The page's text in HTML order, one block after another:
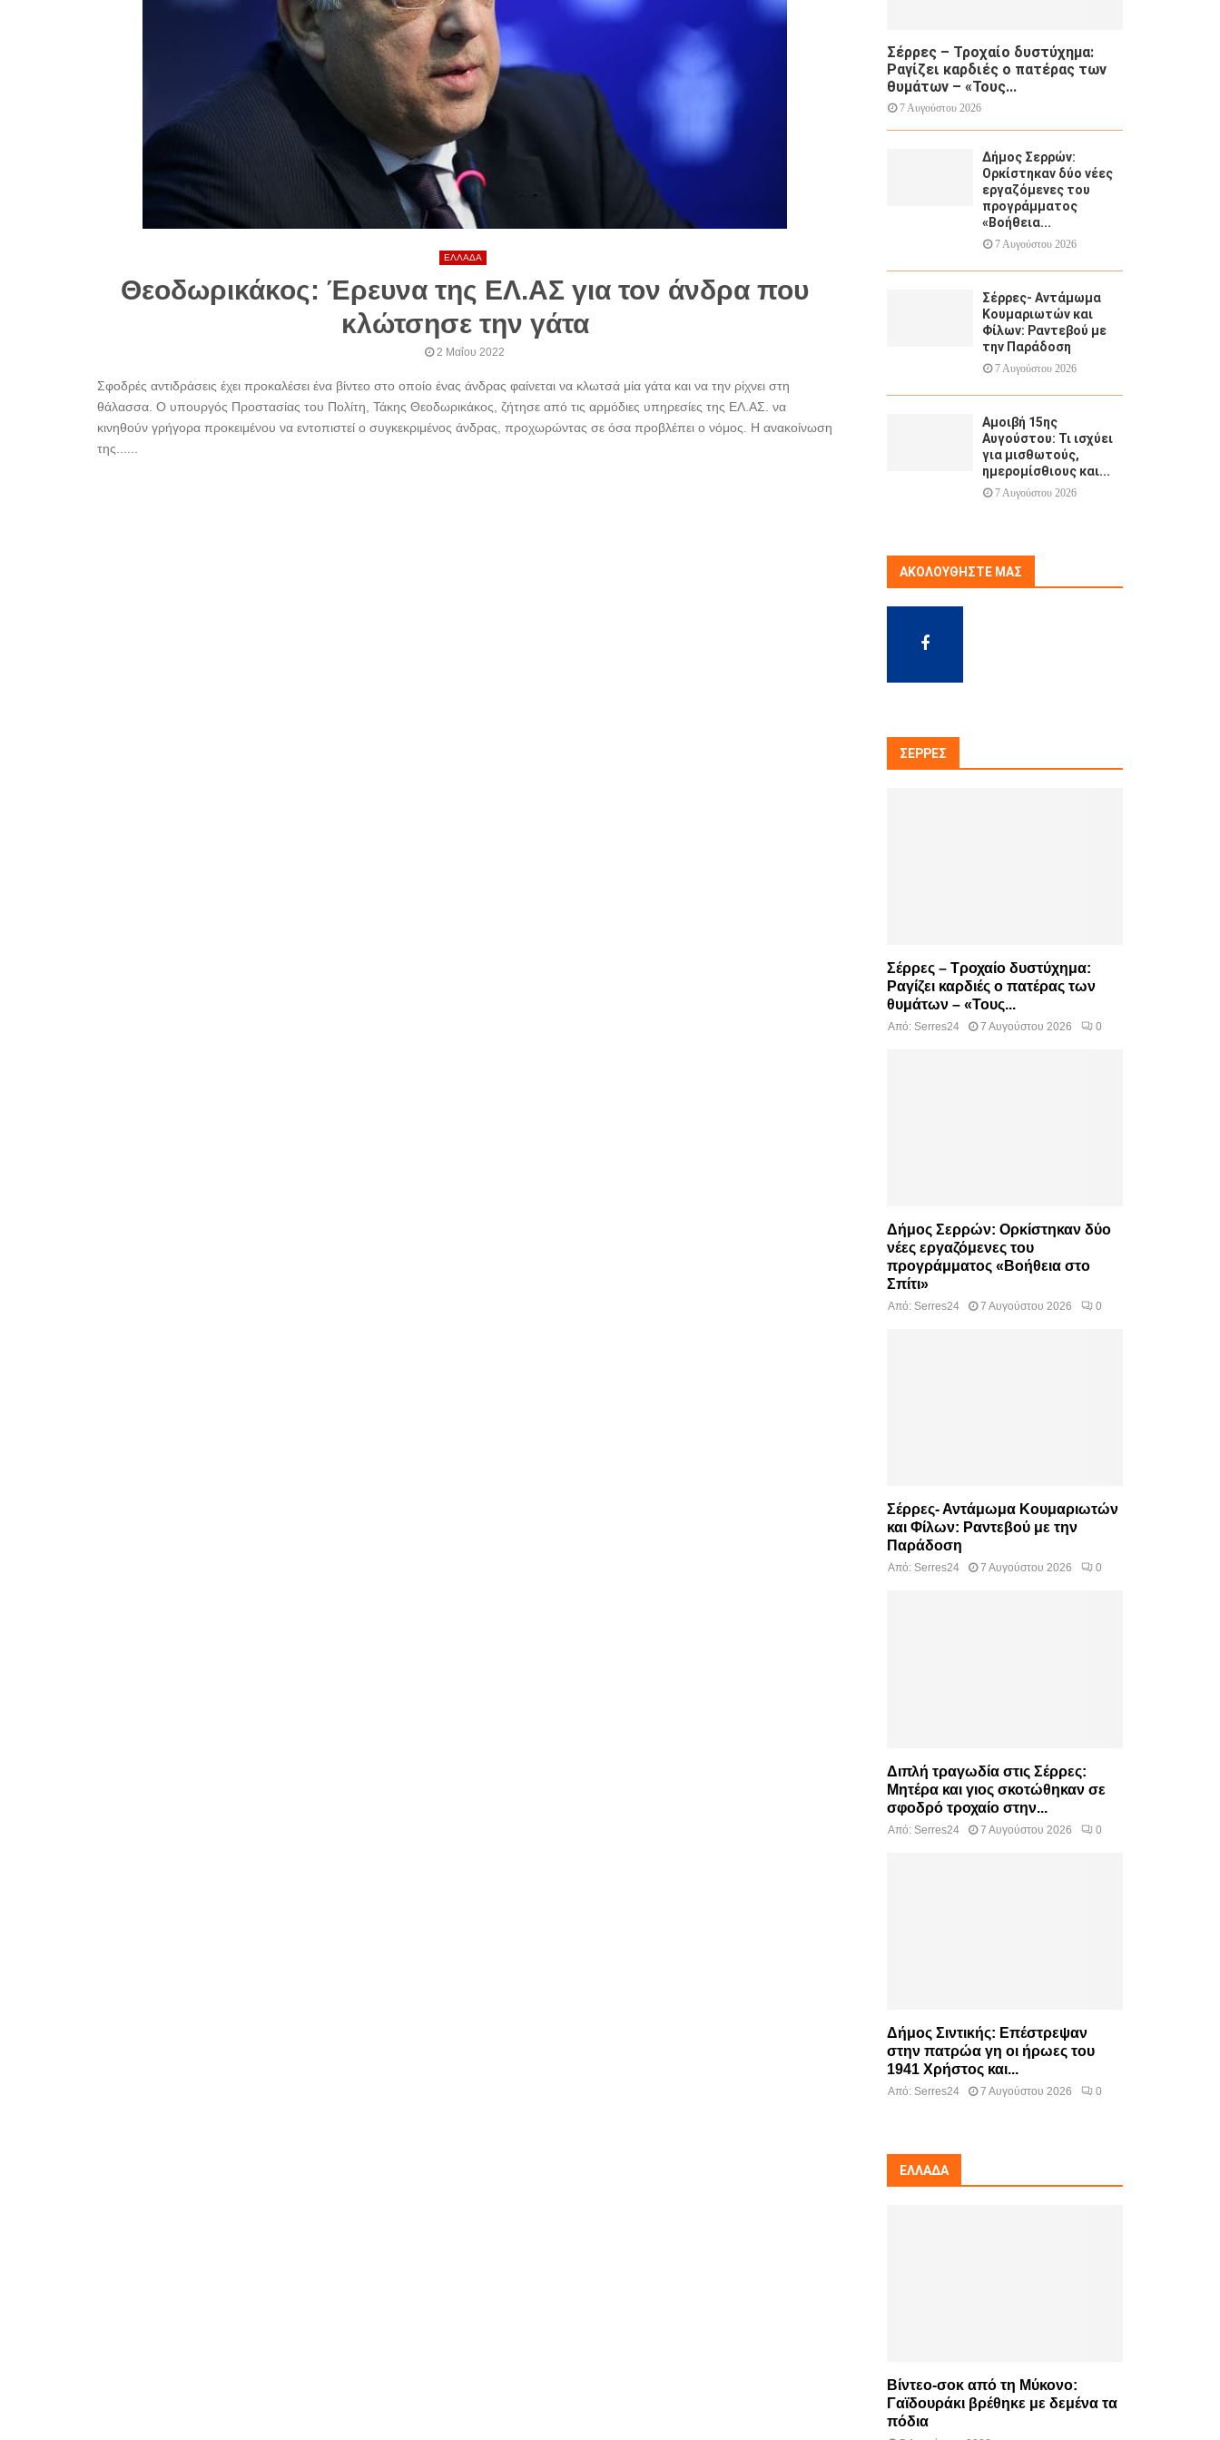
ΕΛΛΑΔΑ
Θεοδωρικάκος: Έρευνα της ΕΛ.ΑΣ για τον άνδρα που
κλώτσησε την γάτα
2 Μαΐου 2022
Σφοδρές αντιδράσεις έχει προκαλέσει ένα βίντεο στο οποίο ένας άνδρας φαίνεται να κλωτσά μία γάτα και να την ρίχνει στη
θάλασσα. Ο υπουργός Προστασίας του Πολίτη, Τάκης Θεοδωρικάκος, ζήτησε από τις αρμόδιες υπηρεσίες της ΕΛ.ΑΣ. να
κινηθούν γρήγορα προκειμένου να εντοπιστεί ο συγκεκριμένος άνδρας, προχωρώντας σε όσα προβλέπει ο νόμος. Η ανακοίνωση
της......
Σέρρες – Τροχαίο δυστύχημα:
Ραγίζει καρδιές ο πατέρας των
θυμάτων – «Τους...
7 Αυγούστου 2026
Δήμος Σερρών:
Ορκίστηκαν δύο νέες
εργαζόμενες του
προγράμματος
«Βοήθεια...
7 Αυγούστου 2026
Σέρρες- Αντάμωμα
Κουμαριωτών και
Φίλων: Ραντεβού με
την Παράδοση
7 Αυγούστου 2026
Αμοιβή 15ης
Αυγούστου: Τι ισχύει
για μισθωτούς,
ημερομίσθιους και...
7 Αυγούστου 2026
ΑΚΟΛΟΥΘΉΣΤΕ ΜΑΣ
ΣΈΡΡΕΣ
Σέρρες – Τροχαίο δυστύχημα:
Ραγίζει καρδιές ο πατέρας των
θυμάτων – «Τους...
Από: Serres24 7 Αυγούστου 2026 0
Δήμος Σερρών: Ορκίστηκαν δύο
νέες εργαζόμενες του
προγράμματος «Βοήθεια στο
Σπίτι»
Από: Serres24 7 Αυγούστου 2026 0
Σέρρες- Αντάμωμα Κουμαριωτών
και Φίλων: Ραντεβού με την
Παράδοση
Από: Serres24 7 Αυγούστου 2026 0
Διπλή τραγωδία στις Σέρρες:
Μητέρα και γιος σκοτώθηκαν σε
σφοδρό τροχαίο στην...
Από: Serres24 7 Αυγούστου 2026 0
Δήμος Σιντικής: Επέστρεψαν
στην πατρώα γη οι ήρωες του
1941 Χρήστος και...
Από: Serres24 7 Αυγούστου 2026 0
ΕΛΛΆΔΑ
Βίντεο-σοκ από τη Μύκονο:
Γαϊδουράκι βρέθηκε με δεμένα τα
πόδια